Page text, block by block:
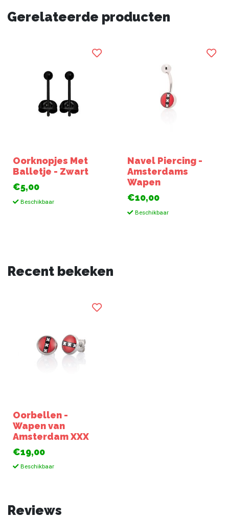
Gerelateerde producten
Oorknopjes Met
Balletje - Zwart
€5,00
Beschikbaar
Navel Piercing -
Amsterdams
Wapen
€10,00
Beschikbaar
Recent bekeken
Oorbellen -
Wapen van
Amsterdam XXX
€19,00
Beschikbaar
Reviews